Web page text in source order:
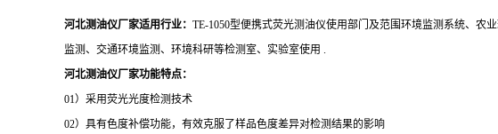
河北测油仪厂家适用行业： TE-1050型便携式荧光测油仪使用部门及范围环境监测系统、农
监测、交通环境监测、环境科研等检测室、实验室使用 .
河北测油仪厂家功能特点：
01）采用荧光光度检测技术
02）具有色度补偿功能，有效克服了样品色度差异对检测结果的影响